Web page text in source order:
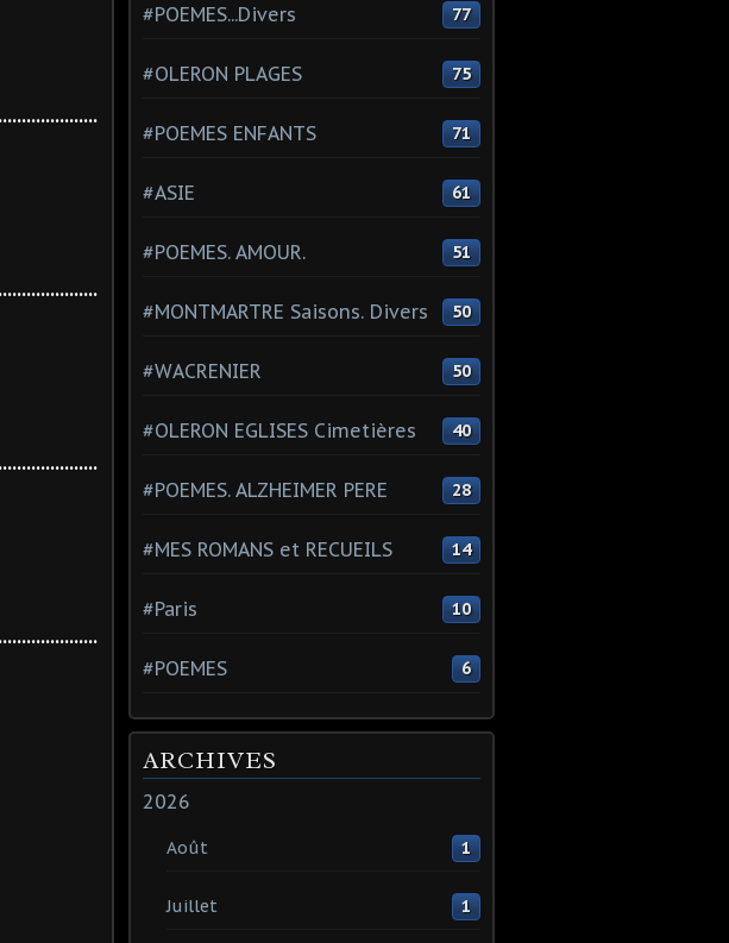
#POEMES...Divers 77
#OLERON PLAGES 75
#POEMES ENFANTS 71
#ASIE 61
#POEMES. AMOUR. 51
#MONTMARTRE Saisons. Divers 50
#WACRENIER 50
#OLERON EGLISES Cimetières 40
#POEMES. ALZHEIMER PERE 28
#MES ROMANS et RECUEILS 14
#Paris 10
#POEMES 6
ARCHIVES
2026
Août 1
Juillet 1